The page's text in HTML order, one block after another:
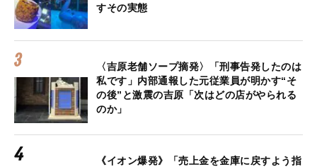
すその実態
〈吉原老舗ソープ摘発〉「刑事告発したのは
私です」内部通報した元従業員が明かす“そ
の後”と激震の吉原「次はどの店がやられる
のか」
《イオン爆発》「売上金を金庫に戻すよう指